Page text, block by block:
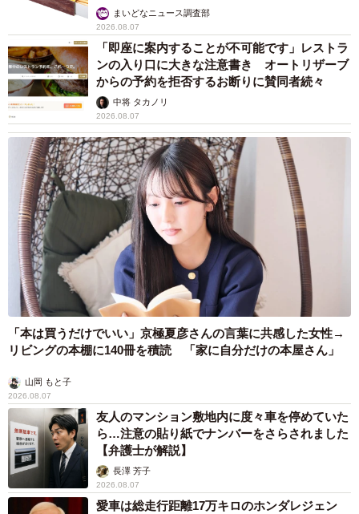
まいどなニュース調査部
2026.08.07
「即座に案内することが不可能です」レストラ
ンの入り口に大きな注意書き オートリザーブ
からの予約を拒否するお断りに賛同者続々
中将 タカノリ
2026.08.07
「本は買うだけでいい」京極夏彦さんの言葉に共感した女性→
リビングの本棚に140冊を積読 「家に自分だけの本屋さん」
山岡 もと子
2026.08.07
友人のマンション敷地内に度々車を停めていた
ら…注意の貼り紙でナンバーをさらされました
【弁護士が解説】
長澤 芳子
2026.08.07
愛車は総走行距離17万キロのホンダレジェン